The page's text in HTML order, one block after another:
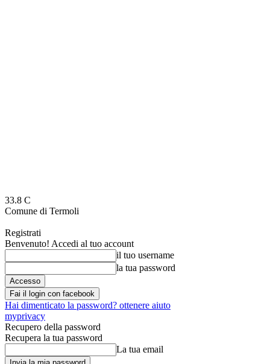
33.8 C
Comune di Termoli
Registrati
Benvenuto! Accedi al tuo account
il tuo username
la tua password
Fai il login con facebook
Hai dimenticato la password? ottenere aiuto
myprivacy
Recupero della password
Recupera la tua password
La tua email